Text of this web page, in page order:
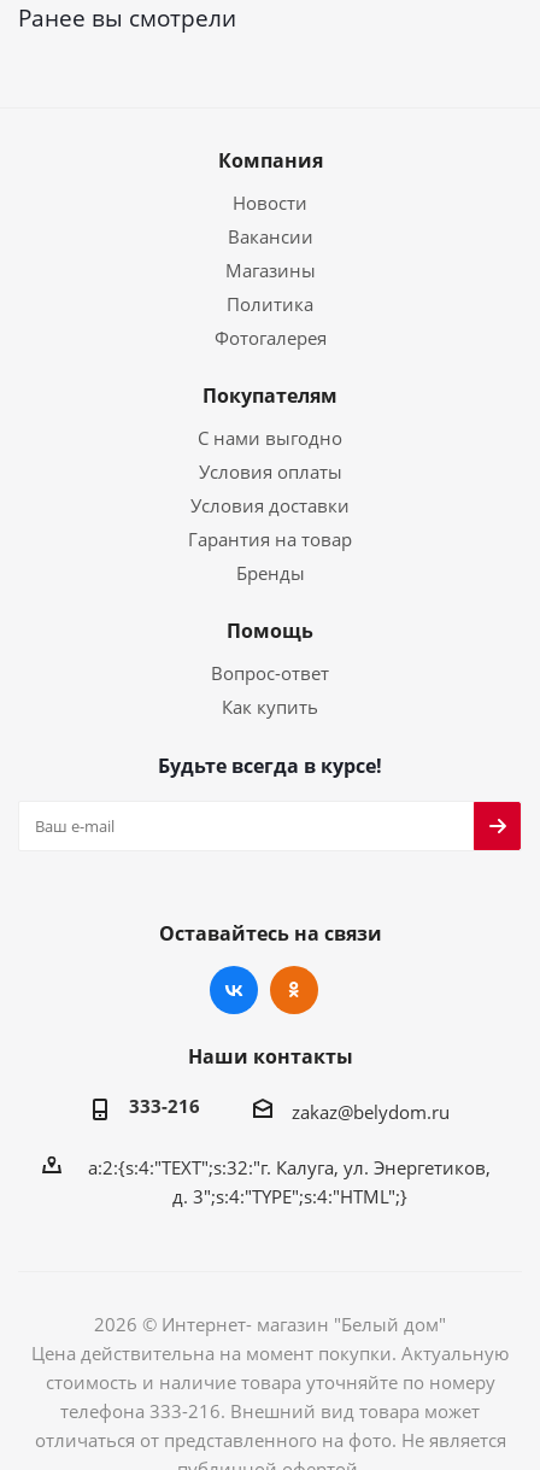
Ранее вы смотрели
Компания
Новости
Вакансии
Магазины
Политика
Фотогалерея
Покупателям
С нами выгодно
Условия оплаты
Условия доставки
Гарантия на товар
Бренды
Помощь
Вопрос-ответ
Как купить
Будьте всегда в курсе!
Оставайтесь на связи
Наши контакты
333-216 zakaz@belydom.ru
a:2:{s:4:"TEXT";s:32:"г. Калуга, ул. Энергетиков,
д. 3";s:4:"TYPE";s:4:"HTML";}
2026 © Интернет- магазин "Белый дом"
Цена действительна на момент покупки. Актуальную
стоимость и наличие товара уточняйте по номеру
телефона 333-216. Внешний вид товара может
отличаться от представленного на фото. Не является